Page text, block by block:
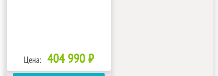
Цена: 404 990 ₽